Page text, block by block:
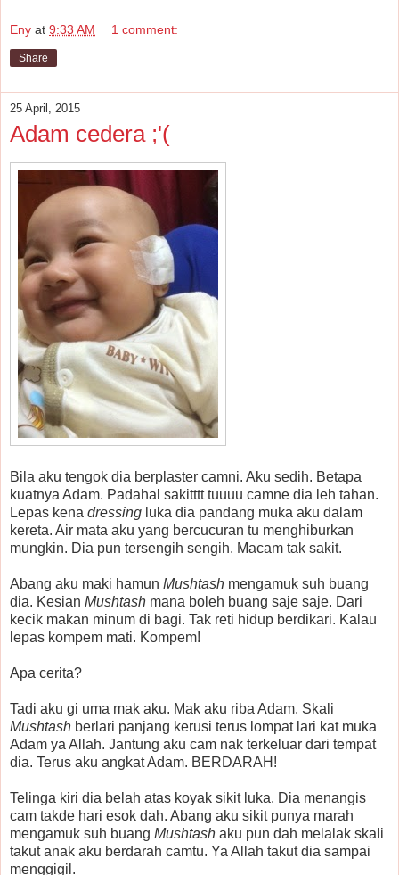
Eny at 9:33 AM 1 comment:
Share
25 April, 2015
Adam cedera ;'(
Bila aku tengok dia berplaster camni. Aku sedih. Betapa
kuatnya Adam. Padahal sakitttt tuuuu camne dia leh tahan.
Lepas kena dressing luka dia pandang muka aku dalam
kereta. Air mata aku yang bercucuran tu menghiburkan
mungkin. Dia pun tersengih sengih. Macam tak sakit.
Abang aku maki hamun Mushtash mengamuk suh buang
dia. Kesian Mushtash mana boleh buang saje saje. Dari
kecik makan minum di bagi. Tak reti hidup berdikari. Kalau
lepas kompem mati. Kompem!
Apa cerita?
Tadi aku gi uma mak aku. Mak aku riba Adam. Skali
Mushtash berlari panjang kerusi terus lompat lari kat muka
Adam ya Allah. Jantung aku cam nak terkeluar dari tempat
dia. Terus aku angkat Adam. BERDARAH!
Telinga kiri dia belah atas koyak sikit luka. Dia menangis
cam takde hari esok dah. Abang aku sikit punya marah
mengamuk suh buang Mushtash aku pun dah melalak skali
takut anak aku berdarah camtu. Ya Allah takut dia sampai
menggigil.